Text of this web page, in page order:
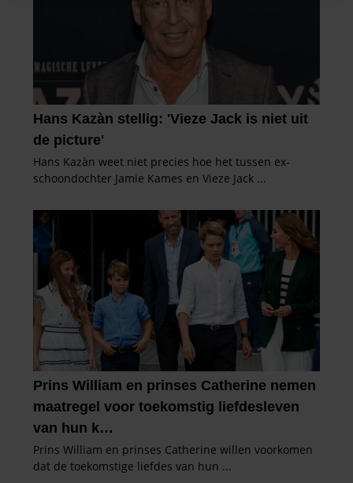
informatie over uw gebruik van onze site met onze
partners voor social media, adverteren en analyse. Deze
partners kunnen deze gegevens combineren met andere
informatie die u aan ze heeft verstrekt of die ze hebben
verzameld op basis van uw gebruik van hun services. U
gaat akkoord met onze cookies als u onze website blijft
gebruiken.